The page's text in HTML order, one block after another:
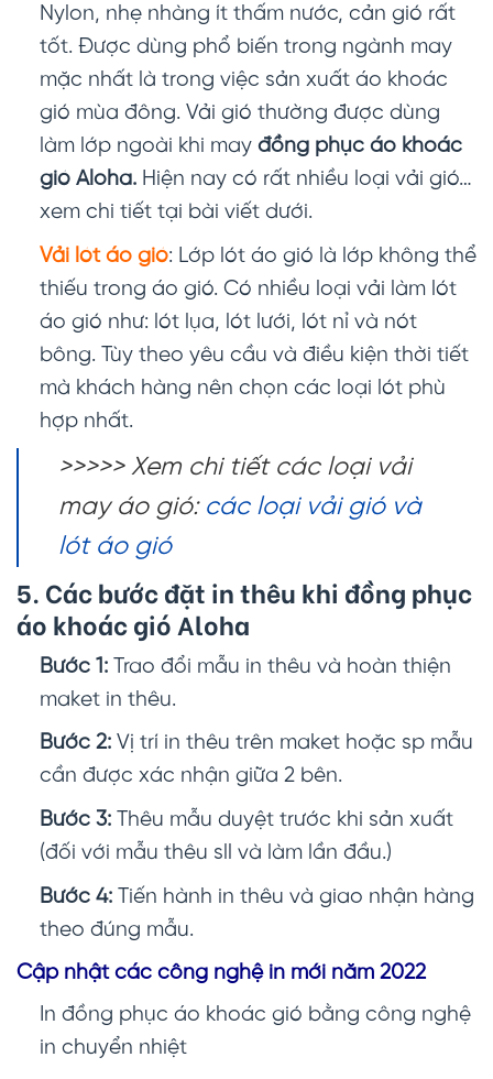
Nylon, nhẹ nhàng ít thấm nước, cản gió rất
tốt. Được dùng phổ biến trong ngành may
mặc nhất là trong việc sản xuất áo khoác
gió mùa đông. Vải gió thường được dùng
làm lớp ngoài khi may đồng phục áo khoác
gió Aloha. Hiện nay có rất nhiều loại vải gió…
xem chi tiết tại bài viết dưới.
Vải lót áo gió: Lớp lót áo gió là lớp không thể
thiếu trong áo gió. Có nhiều loại vải làm lót
áo gió như: lót lụa, lót lưới, lót nỉ và nót
bông. Tùy theo yêu cầu và điều kiện thời tiết
mà khách hàng nên chọn các loại lót phù
hợp nhất.
>>>>> Xem chi tiết các loại vải
may áo gió: các loại vải gió và
lót áo gió
5. Các bước đặt in thêu khi đồng phục
áo khoác gió Aloha
Bước 1:Trao đổi mẫu in thêu và hoàn thiện
maket in thêu.
Bước 2:Vị trí in thêu trên maket hoặc sp mẫu
cần được xác nhận giữa 2 bên.
Bước 3:Thêu mẫu duyệt trước khi sản xuất
(đối với mẫu thêu sll và làm lần đầu.)
Bước 4:Tiến hành in thêu và giao nhận hàng
theo đúng mẫu.
Cập nhật các công nghệ in mới năm 2022
In đồng phục áo khoác gió bằng công nghệ
in chuyển nhiệt